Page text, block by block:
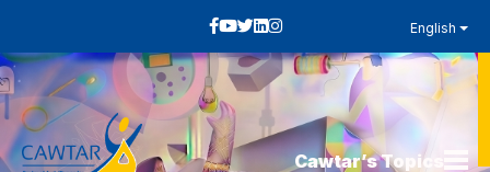
English
Cawtar’s Topics